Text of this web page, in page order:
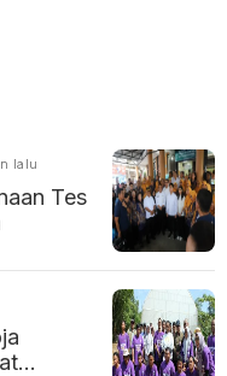
lalu
Tes